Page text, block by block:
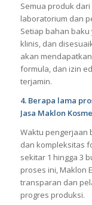
Semua produk
laboratorium dan
Setiap bahan
klinis, dan
akan
formula, dan izin
terjamin.
4. Berapa lama
Jasa Maklon
Waktu pengerjaan
dan kompleksitas
sekitar 1 hingga 3
proses ini, Maklon
transparan dan
progres produksi.